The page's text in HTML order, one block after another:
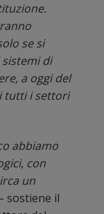
se si
di
a oggi del
tutti i settori
abbiamo
con
un
sostiene il